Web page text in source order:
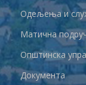
Одељења и
Матична
Општинска
Документа